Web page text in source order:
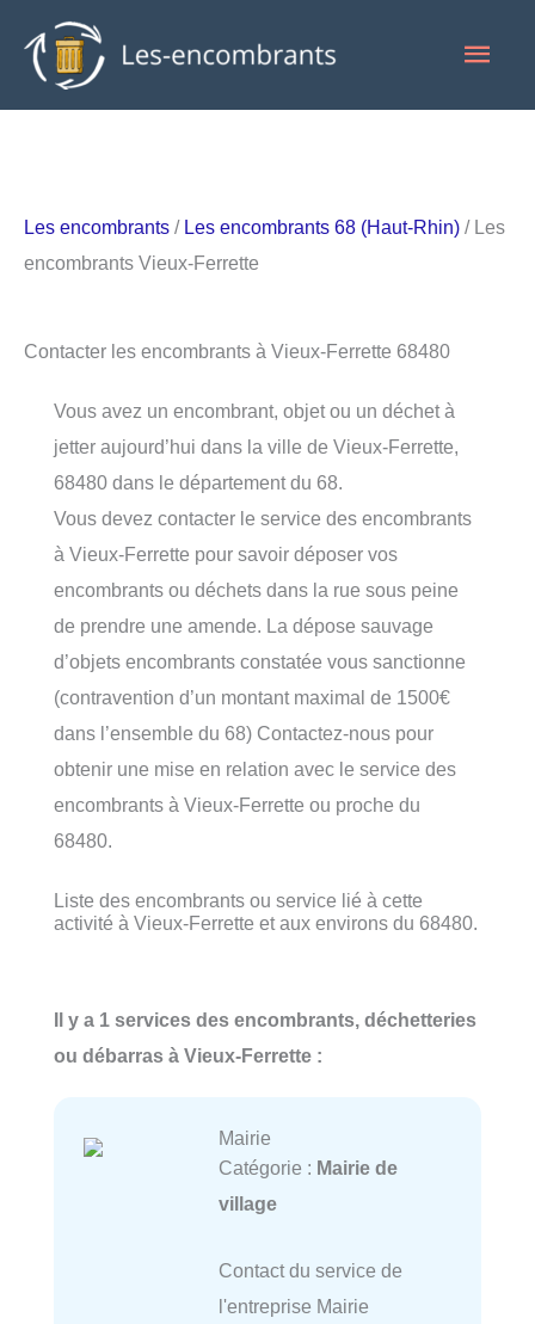
contenu
Les encombrants / Les encombrants 68 (Haut-Rhin) / Les
encombrants Vieux-Ferrette
Contacter les encombrants à Vieux-Ferrette 68480
Vous avez un encombrant, objet ou un déchet à
jetter aujourd’hui dans la ville de Vieux-Ferrette,
68480 dans le département du 68.
Vous devez contacter le service des encombrants
à Vieux-Ferrette pour savoir déposer vos
encombrants ou déchets dans la rue sous peine
de prendre une amende. La dépose sauvage
d’objets encombrants constatée vous sanctionne
(contravention d’un montant maximal de 1500€
dans l’ensemble du 68) Contactez-nous pour
obtenir une mise en relation avec le service des
encombrants à Vieux-Ferrette ou proche du
68480.
Liste des encombrants ou service lié à cette
activité à Vieux-Ferrette et aux environs du 68480.
Il y a 1 services des encombrants, déchetteries
ou débarras à Vieux-Ferrette :
Mairie
Catégorie : Mairie de
village
Contact du service de
l'entreprise Mairie